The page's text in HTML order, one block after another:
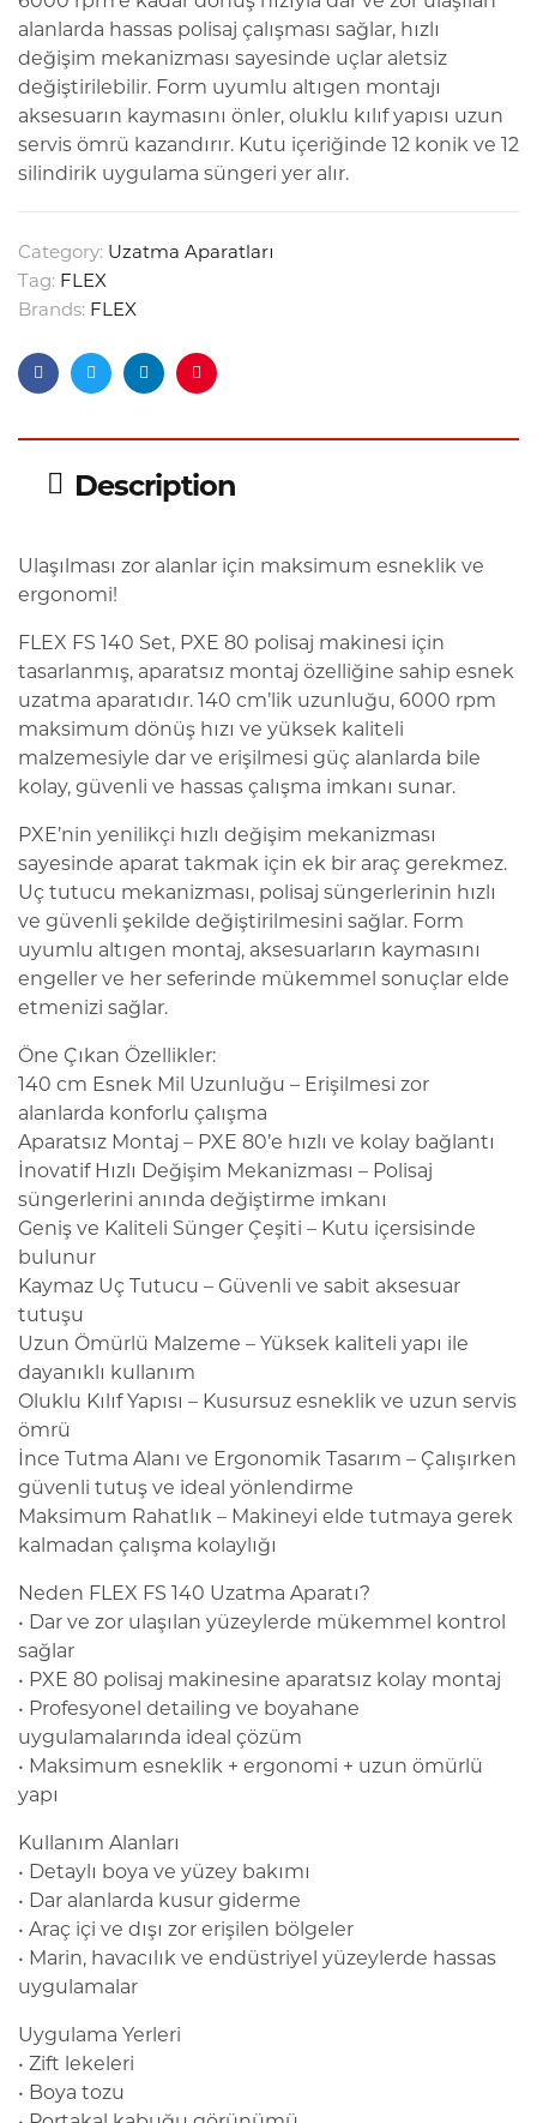
alanlarda hassas polisaj çalışması sağlar, hızlı
değişim mekanizması sayesinde uçlar aletsiz
değiştirilebilir. Form uyumlu altıgen montajı
aksesuarın kaymasını önler, oluklu kılıf yapısı uzun
servis ömrü kazandırır. Kutu içeriğinde 12 konik ve 12
silindirik uygulama süngeri yer alır.
Category: Uzatma Aparatları
Tag: FLEX
Brands: FLEX
FacebookTwitterLinkedinPinterest
Description
Ulaşılması zor alanlar için maksimum esneklik ve
ergonomi!
FLEX FS 140 Set, PXE 80 polisaj makinesi için
tasarlanmış, aparatsız montaj özelliğine sahip esnek
uzatma aparatıdır. 140 cm’lik uzunluğu, 6000 rpm
maksimum dönüş hızı ve yüksek kaliteli
malzemesiyle dar ve erişilmesi güç alanlarda bile
kolay, güvenli ve hassas çalışma imkanı sunar.
PXE’nin yenilikçi hızlı değişim mekanizması
sayesinde aparat takmak için ek bir araç gerekmez.
Uç tutucu mekanizması, polisaj süngerlerinin hızlı
ve güvenli şekilde değiştirilmesini sağlar. Form
uyumlu altıgen montaj, aksesuarların kaymasını
engeller ve her seferinde mükemmel sonuçlar elde
etmenizi sağlar.
Öne Çıkan Özellikler:
140 cm Esnek Mil Uzunluğu – Erişilmesi zor
alanlarda konforlu çalışma
Aparatsız Montaj – PXE 80’e hızlı ve kolay bağlantı
İnovatif Hızlı Değişim Mekanizması – Polisaj
süngerlerini anında değiştirme imkanı
Geniş ve Kaliteli Sünger Çeşiti – Kutu içersisinde
bulunur
Kaymaz Uç Tutucu – Güvenli ve sabit aksesuar
tutuşu
Uzun Ömürlü Malzeme – Yüksek kaliteli yapı ile
dayanıklı kullanım
Oluklu Kılıf Yapısı – Kusursuz esneklik ve uzun servis
ömrü
İnce Tutma Alanı ve Ergonomik Tasarım – Çalışırken
güvenli tutuş ve ideal yönlendirme
Maksimum Rahatlık – Makineyi elde tutmaya gerek
kalmadan çalışma kolaylığı
Neden FLEX FS 140 Uzatma Aparatı?
• Dar ve zor ulaşılan yüzeylerde mükemmel kontrol
sağlar
• PXE 80 polisaj makinesine aparatsız kolay montaj
• Profesyonel detailing ve boyahane
uygulamalarında ideal çözüm
• Maksimum esneklik + ergonomi + uzun ömürlü
yapı
Kullanım Alanları
• Detaylı boya ve yüzey bakımı
• Dar alanlarda kusur giderme
• Araç içi ve dışı zor erişilen bölgeler
• Marin, havacılık ve endüstriyel yüzeylerde hassas
uygulamalar
Uygulama Yerleri
• Zift lekeleri
• Boya tozu